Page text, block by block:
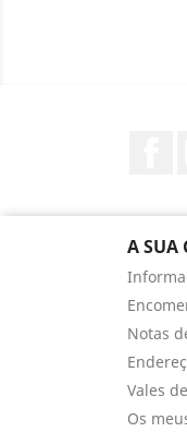
A SUA
Notas
Vales
Os